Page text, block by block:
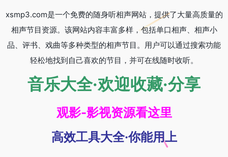
xsmp3.com是一个免费的随身听相声网站，提供了大量高质量的
相声节目资源。该网站内容丰富多样，包括单口相声、相声小
品、评书、戏曲等多种类型的相声节目。用户可以通过搜索功能
轻松地找到自己喜欢的节目，并可在线随时收听。
音乐大全·欢迎收藏·分享
观影-影视资源看这里
高效工具大全·你能用上